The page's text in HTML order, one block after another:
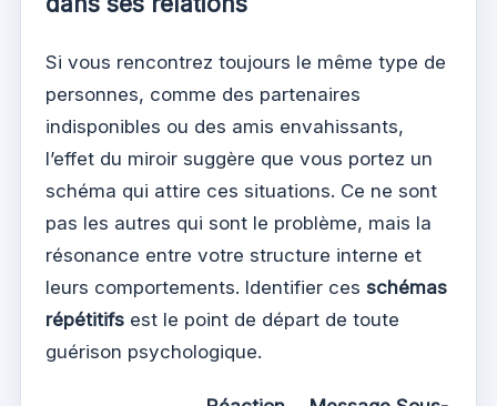
Si vous rencontrez toujours le même type de
personnes, comme des partenaires
indisponibles ou des amis envahissants,
l’effet du miroir suggère que vous portez un
schéma qui attire ces situations. Ce ne sont
pas les autres qui sont le problème, mais la
résonance entre votre structure interne et
leurs comportements. Identifier ces schémas
répétitifs est le point de départ de toute
guérison psychologique.